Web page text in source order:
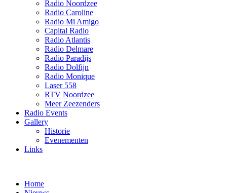
Radio Noordzee
Radio Caroline
Radio Mi Amigo
Capital Radio
Radio Atlantis
Radio Delmare
Radio Paradijs
Radio Dolfijn
Radio Monique
Laser 558
RTV Noordzee
Meer Zeezenders
Radio Events
Gallery
Historie
Evenementen
Links
Home